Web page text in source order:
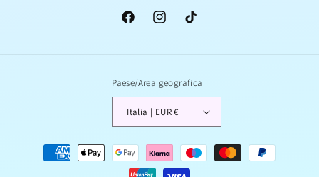
FacebookInstagramTikTok
Paese/Area geografica
Italia | EUR €
Metodi